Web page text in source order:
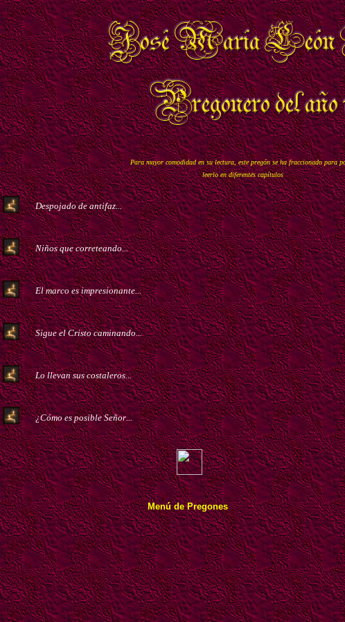
Para mayor comodidad en su lectura, este pregón se ha fraccionadopara
leerlo en diferentes capítulos
Despojado de antifaz...
Niños que correteando...
El marco es impresionante...
Sigue el Cristo caminando...
Lo llevan sus costaleros...
¿Cómo es posible Señor...
Menú de Pregones